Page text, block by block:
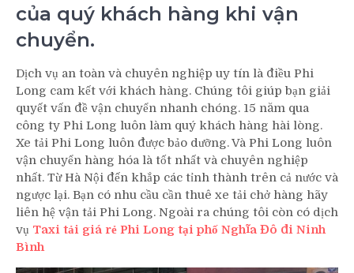
của quý khách hàng khi vận
chuyển.
Dịch vụ an toàn và chuyên nghiệp uy tín là điều Phi
Long cam kết với khách hàng. Chúng tôi giúp bạn giải
quyết vấn đề vận chuyển nhanh chóng. 15 năm qua
công ty Phi Long luôn làm quý khách hàng hài lòng.
Xe tải Phi Long luôn được bảo dưỡng. Và Phi Long luôn
vận chuyển hàng hóa là tốt nhất và chuyên nghiệp
nhất. Từ Hà Nội đến khắp các tỉnh thành trên cả nước và
ngược lại. Bạn có nhu cầu cần thuê xe tải chở hàng hãy
liên hệ vận tải Phi Long. Ngoài ra chúng tôi còn có dịch
vụ Taxi tải giá rẻ Phi Long tại phố Nghĩa Đô đi Ninh
Bình